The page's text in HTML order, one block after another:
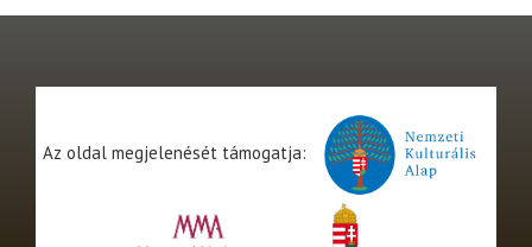
Az oldal megjelenését támogatja: